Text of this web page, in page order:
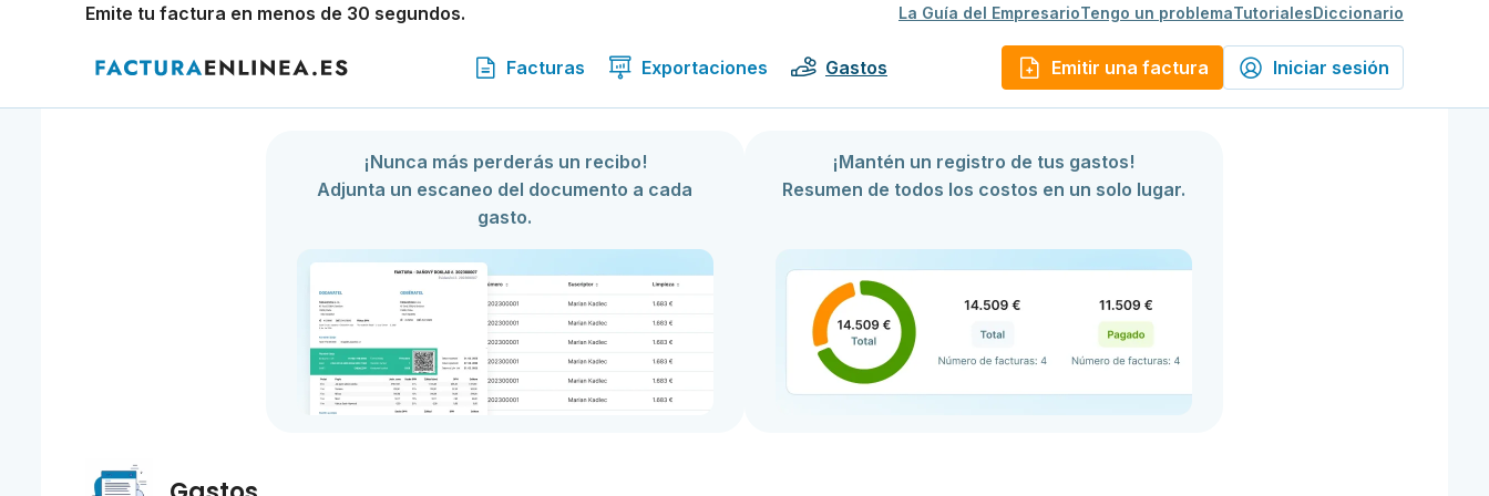
Emite tu factura en menos de 30 segundos. La Guía del EmpresarioTengo un problemaTutorialesDiccionario
Facturas Exportaciones Gastos Emitir una factura Iniciar sesión
¡Nunca más perderás un recibo!
Adjunta un escaneo del documento a cada
gasto.
¡Mantén un registro de tus gastos!
Resumen de todos los costos en un solo lugar.